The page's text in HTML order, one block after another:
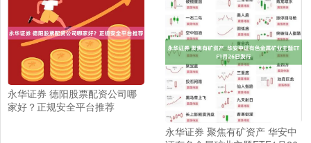
永华证券 德阳股票配资公司哪
家好？正规安全平台推荐
永华证券 聚焦有矿资产 华安中